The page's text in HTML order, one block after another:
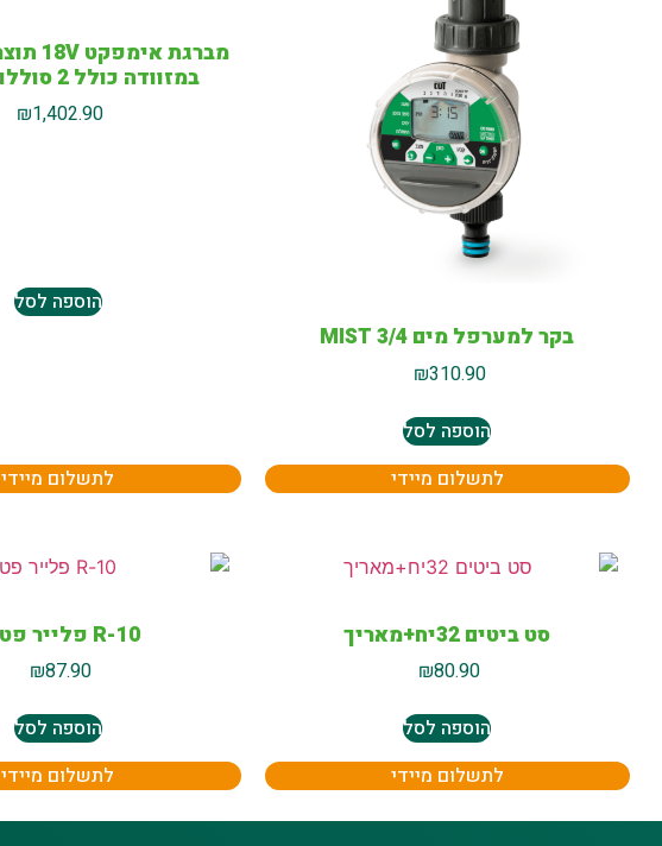
בקר למערפל מים MIST 3/4
₪310.90
הוספה לסל
לתשלום מיידי
במזוודה כולל 2 סוללות ליתיום
₪1,402.90
הוספה לסל
לתשלום מיידי
סט ביטים 32יח+מאריך
₪80.90
הוספה לסל
לתשלום מיידי
10-R פלייר פטנט
₪87.90
הוספה לסל
לתשלום מיידי